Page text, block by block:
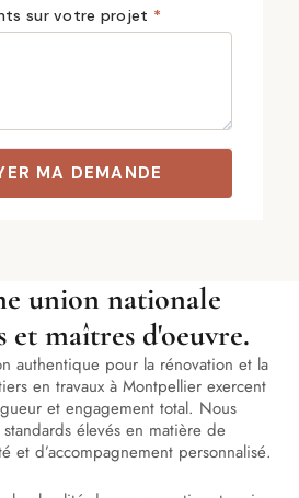
union nationale
et maîtres d'oeuvre.
authentique pour la rénovation et la
en travaux à Montpellier exercent
et engagement total. Nous
élevés en matière de
et d’accompagnement personnalisé.